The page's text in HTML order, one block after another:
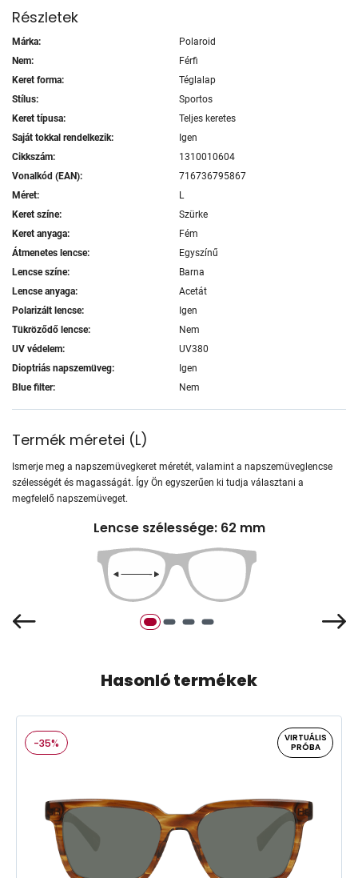
Részletek
Márka:
Polaroid
Nem:
Férfi
Keret forma:
Téglalap
Stílus:
Sportos
Keret típusa:
Teljes keretes
Saját tokkal rendelkezik:
Igen
Cikkszám:
1310010604
Vonalkód (EAN):
716736795867
Méret:
L
Keret színe:
Szürke
Keret anyaga:
Fém
Átmenetes lencse:
Egyszínű
Lencse színe:
Barna
Lencse anyaga:
Acetát
Polarizált lencse:
Igen
Tükröződő lencse:
Nem
UV védelem:
UV380
Dioptriás napszemüveg:
Igen
Blue filter:
Nem
Termék méretei (L)
Ismerje meg a napszemüvegkeret méretét, valamint a napszemüveglencse
szélességét és magasságát. Így Ön egyszerűen ki tudja választani a
megfelelő napszemüveget.
Lencse szélessége: 62 mm
Hasonló termékek
-35%
VIRTUÁLIS
PRÓBA